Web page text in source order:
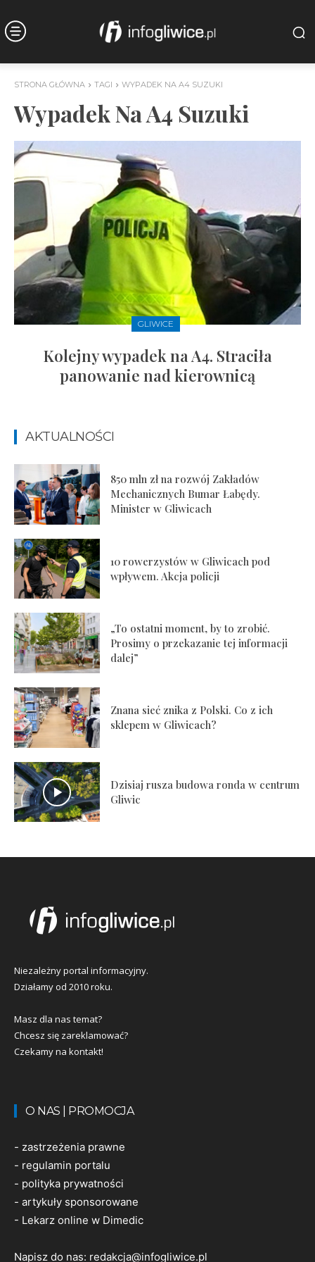
STRONA GŁÓWNA TAGI WYPADEK NA A4 SUZUKI
Wypadek Na A4 Suzuki
GLIWICE
Kolejny wypadek na A4. Straciła
panowanie nad kierownicą
AKTUALNOŚCI
850 mln zł na rozwój Zakładów
Mechanicznych Bumar Łabędy.
Minister w Gliwicach
10 rowerzystów w Gliwicach pod
wpływem. Akcja policji
„To ostatni moment, by to zrobić.
Prosimy o przekazanie tej informacji
dalej”
Znana sieć znika z Polski. Co z ich
sklepem w Gliwicach?
Dzisiaj rusza budowa ronda w centrum
Gliwic
Niezależny portal informacyjny.
Działamy od 2010 roku.
Masz dla nas temat?
Chcesz się zareklamować?
Czekamy na kontakt!
O NAS | PROMOCJA
- zastrzeżenia prawne
- regulamin portalu
- polityka prywatności
- artykuły sponsorowane
- Lekarz online w Dimedic
Napisz do nas: redakcja@infogliwice.pl